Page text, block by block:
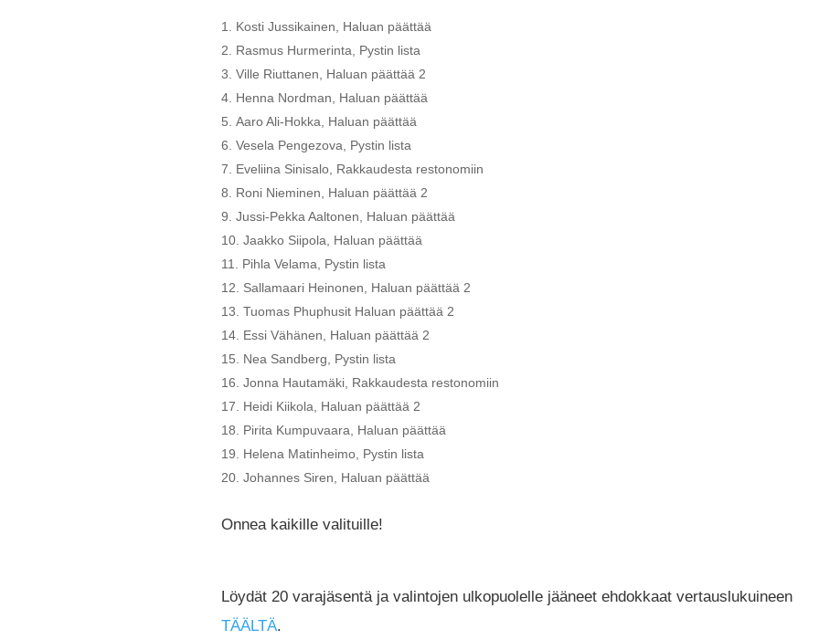
Kosti Jussikainen, Haluan päättää
Rasmus Hurmerinta, Pystin lista
Ville Riuttanen, Haluan päättää 2
Henna Nordman, Haluan päättää
Aaro Ali-Hokka, Haluan päättää
Vesela Pengezova, Pystin lista
Eveliina Sinisalo, Rakkaudesta restonomiin
Roni Nieminen, Haluan päättää 2
Jussi-Pekka Aaltonen, Haluan päättää
Jaakko Siipola, Haluan päättää
Pihla Velama, Pystin lista
Sallamaari Heinonen, Haluan päättää 2
Tuomas Phuphusit Haluan päättää 2
Essi Vähänen, Haluan päättää 2
Nea Sandberg, Pystin lista
Jonna Hautamäki, Rakkaudesta restonomiin
Heidi Kiikola, Haluan päättää 2
Pirita Kumpuvaara, Haluan päättää
Helena Matinheimo, Pystin lista
Johannes Siren, Haluan päättää
Onnea kaikille valituille!
Löydät 20 varajäsentä ja valintojen ulkopuolelle jääneet ehdokkaat vertauslukuineen
TÄÄLTÄ.